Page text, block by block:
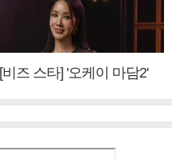
[비즈 스타] '오케이 마담2'